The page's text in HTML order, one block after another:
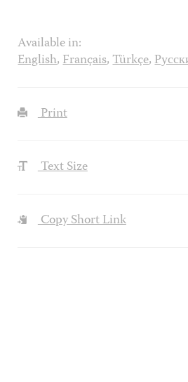
Available in:
English,Français,Türkçe,
Print
Text Size
Copy Short Link